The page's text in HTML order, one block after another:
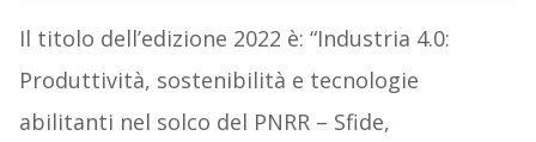
Il titolo dell’edizione 2022 è: “Industria 4.0:
Produttività, sostenibilità e tecnologie
abilitanti nel solco del PNRR – Sfide,